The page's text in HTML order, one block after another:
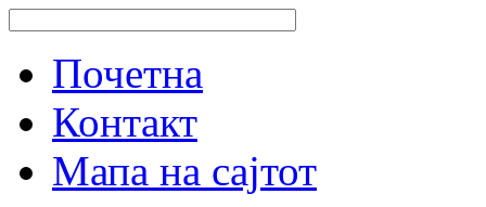
Почетна
Контакт
Мапа на сајтот